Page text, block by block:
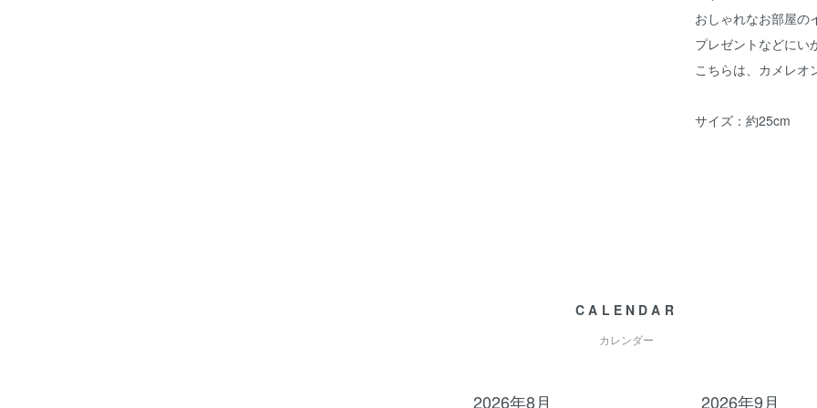
おしゃれなお部屋の
プレゼントなどにい
こちらは、カメレオ
サイズ：約25cm
CALENDAR
カレンダー
2026年8月 2026年9月